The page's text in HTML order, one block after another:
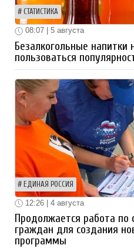
СТАТИСТИКА
08:07 | 5 августа
Безалкогольные
пользоваться
ЕДИНАЯ РОССИЯ
12:26 | 4 августа
Продолжается работа по
граждан для создания
программы